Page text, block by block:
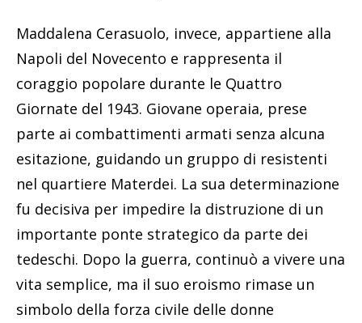
Maddalena Cerasuolo, invece, appartiene alla
Napoli del Novecento e rappresenta il
coraggio popolare durante le Quattro
Giornate del 1943. Giovane operaia, prese
parte ai combattimenti armati senza alcuna
esitazione, guidando un gruppo di resistenti
nel quartiere Materdei. La sua determinazione
fu decisiva per impedire la distruzione di un
importante ponte strategico da parte dei
tedeschi. Dopo la guerra, continuò a vivere una
vita semplice, ma il suo eroismo rimase un
simbolo della forza civile delle donne